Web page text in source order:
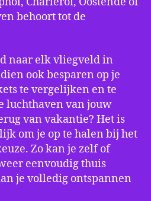
behoort tot de
naar elk vliegveld in
ook besparen op je
te vergelijken en te
luchthaven van jouw
van vakantie? Het is
om je op te halen bij het
Zo kan je zelf of
eenvoudig thuis
je volledig ontspannen